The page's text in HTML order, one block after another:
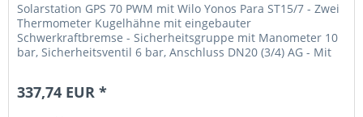
Solarstation GPS 70 PWM mit Wilo Yonos Para ST15/7 - Zwei
Thermometer Kugelhähne mit eingebauter
Schwerkraftbremse - Sicherheitsgruppe mit Manometer 10
bar, Sicherheitsventil 6 bar, Anschluss DN20 (3/4) AG - Mit
337,74 EUR *